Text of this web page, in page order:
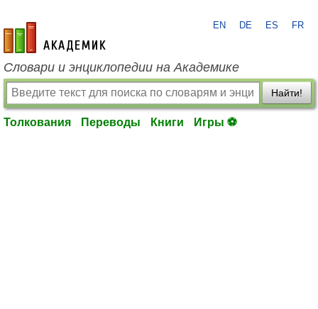
academic.ru
EN DE ES FR
Словари и энциклопедии на Академике
Найти!
Толкования Переводы Книги Игры ⚽